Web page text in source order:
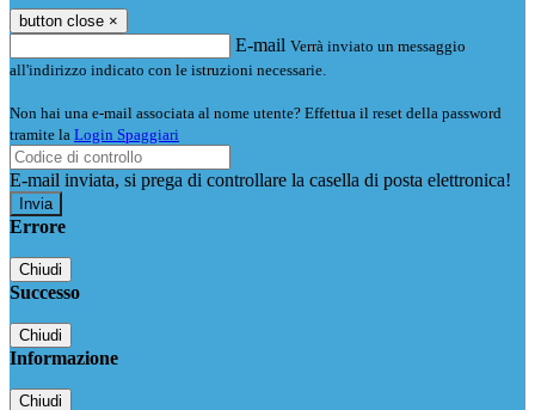
button close ×
E-mail Verrà inviato un messaggio
all'indirizzo indicato con le istruzioni necessarie.
Non hai una e-mail associata al nome utente? Effettua il reset della password
tramite la Login Spaggiari
E-mail inviata, si prega di controllare la casella di posta elettronica!
Errore
Chiudi
Successo
Chiudi
Informazione
Chiudi